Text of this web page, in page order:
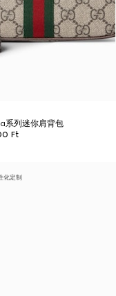
系列迷你肩背包
Ft
化定制